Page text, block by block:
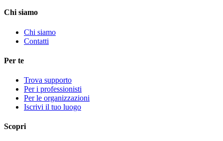
Chi siamo
Chi siamo
Contatti
Per te
Trova supporto
Per i professionisti
Per le organizzazioni
Iscrivi il tuo luogo
Scopri